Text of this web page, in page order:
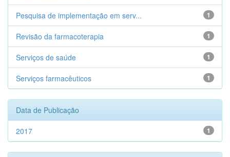
1
Pesquisa de implementação em serv...
1
Revisão da farmacoterapia
1
Serviços de saúde
1
Serviços farmacêuticos
Data de Publicação
1
2017